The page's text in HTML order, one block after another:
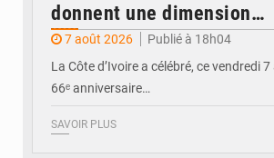
donnent une dimension
internationale au défilé de
Yopougon
7 août 2026
Publié à 18h04
La Côte d’Ivoire a célébré, ce vendredi
66ᵉ anniversaire…
SAVOIR PLUS